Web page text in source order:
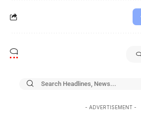
- ADVERTISEMENT -